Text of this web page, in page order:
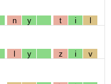
n y t i l
l y z i v